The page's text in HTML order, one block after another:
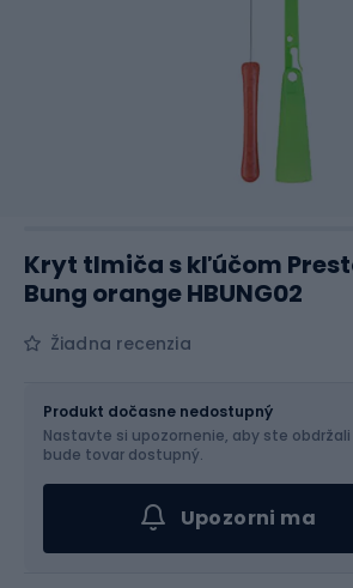
Kryt tlmiča s kľúčom
Bung orange HBUNG02
Žiadna recenzia
Produkt dočasne nedostupný
Nastavte si upozornenie, aby ste
bude tovar dostupný.
Upozorni ma